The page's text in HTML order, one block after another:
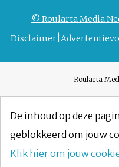
© Roularta Media
Disclaimer
Roularta
De inhoud op deze
geblokkeerd om jouw
Klik hier om jouw